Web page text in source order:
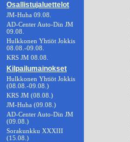
Osallistujaluettelot
JM-Huha 09.08.
AD-Center Auto-Din JM
09.08.
Hulkkonen Yhtiöt Jokkis
08.08.-09.08.
KRS JM 08.08.
Kilpailumainokset
Hulkkonen Yhtiöt Jokkis
(08.08.-09.08.)
KRS JM (08.08.)
JM-Huha (09.08.)
AD-Center Auto-Din JM
(09.08.)
Sorakunkku XXXIII
(15.08.)